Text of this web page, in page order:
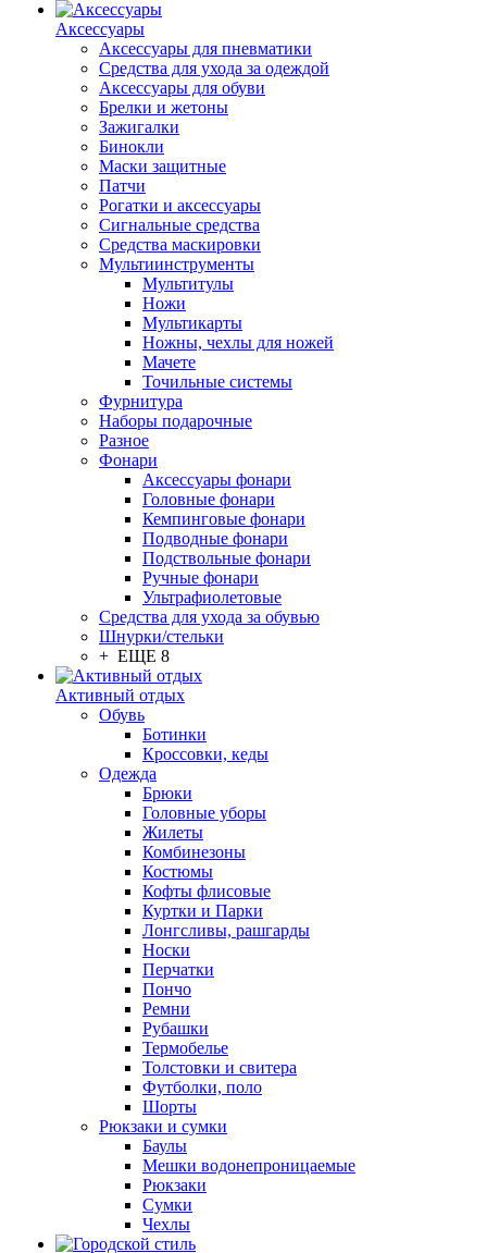
Аксессуары
Аксессуары для пневматики
Средства для ухода за одеждой
Аксессуары для обуви
Брелки и жетоны
Зажигалки
Бинокли
Маски защитные
Патчи
Рогатки и аксессуары
Сигнальные средства
Средства маскировки
Мультиинструменты
Мультитулы
Ножи
Мультикарты
Ножны, чехлы для ножей
Мачете
Точильные системы
Фурнитура
Наборы подарочные
Разное
Фонари
Аксессуары фонари
Головные фонари
Кемпинговые фонари
Подводные фонари
Подствольные фонари
Ручные фонари
Ультрафиолетовые
Средства для ухода за обувью
Шнурки/стельки
+ ЕЩЕ 8
Активный отдых
Обувь
Ботинки
Кроссовки, кеды
Одежда
Брюки
Головные уборы
Жилеты
Комбинезоны
Костюмы
Кофты флисовые
Куртки и Парки
Лонгсливы, рашгарды
Носки
Перчатки
Пончо
Ремни
Рубашки
Термобелье
Толстовки и свитера
Футболки, поло
Шорты
Рюкзаки и сумки
Баулы
Мешки водонепроницаемые
Рюкзаки
Сумки
Чехлы